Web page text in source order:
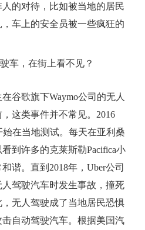
的对待，比如被当地的居民
车上的安全员被一些疯狂的
谷歌旗下Waymo公司的无人
这类事件并不常见。2016
始在当地测试。每天在亚利桑
到许多的克莱斯勒Pacifica小
谐。直到2018年，Uber公司
驾驶汽车时发生事故，撞死
无人驾驶成了当地居民恐惧
自动驾驶汽车。根据美国汽